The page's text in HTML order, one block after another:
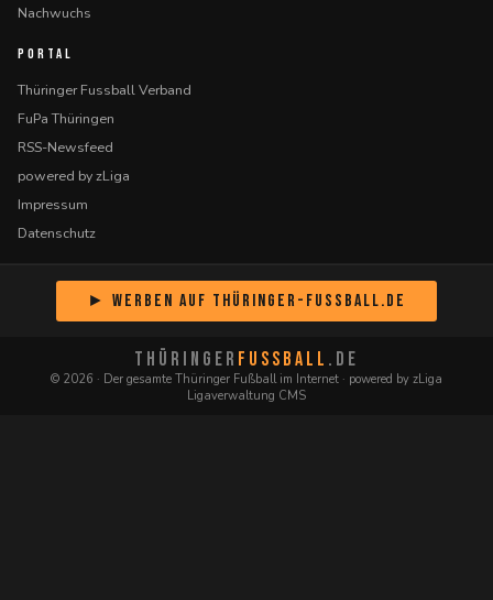
Nachwuchs
PORTAL
Thüringer Fussball Verband
FuPa Thüringen
RSS-Newsfeed
powered by zLiga
Impressum
Datenschutz
► Werben auf Thüringer-Fussball.de
THÜRINGER FUSSBALL .DE
© 2026 · Der gesamte Thüringer Fußball im Internet · powered by zLiga
Ligaverwaltung CMS